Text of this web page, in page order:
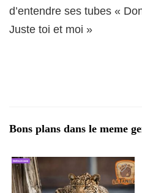
d’entendre ses tubes «
Juste toi et moi »
Bons plans dans le meme